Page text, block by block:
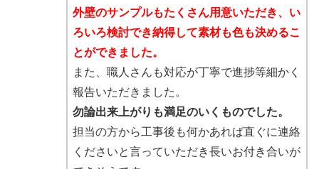
外壁のサンプルもたくさん用意いただき、い
ろいろ検討でき納得して素材も色も決めるこ
とができました。
また、職人さんも対応が丁寧で進捗等細かく
報告いただきました。
勿論出来上がりも満足のいくものでした。
担当の方から工事後も何かあれば直ぐに連絡
くださいと言っていただき長いお付き合いが